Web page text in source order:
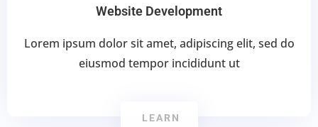
Website Development
Lorem ipsum dolor sit amet, adipiscing elit, sed do
eiusmod tempor incididunt ut
LEARN